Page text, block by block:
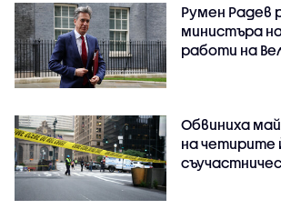
Румен Радев
министъра
работи на
Обвиниха
на четирите